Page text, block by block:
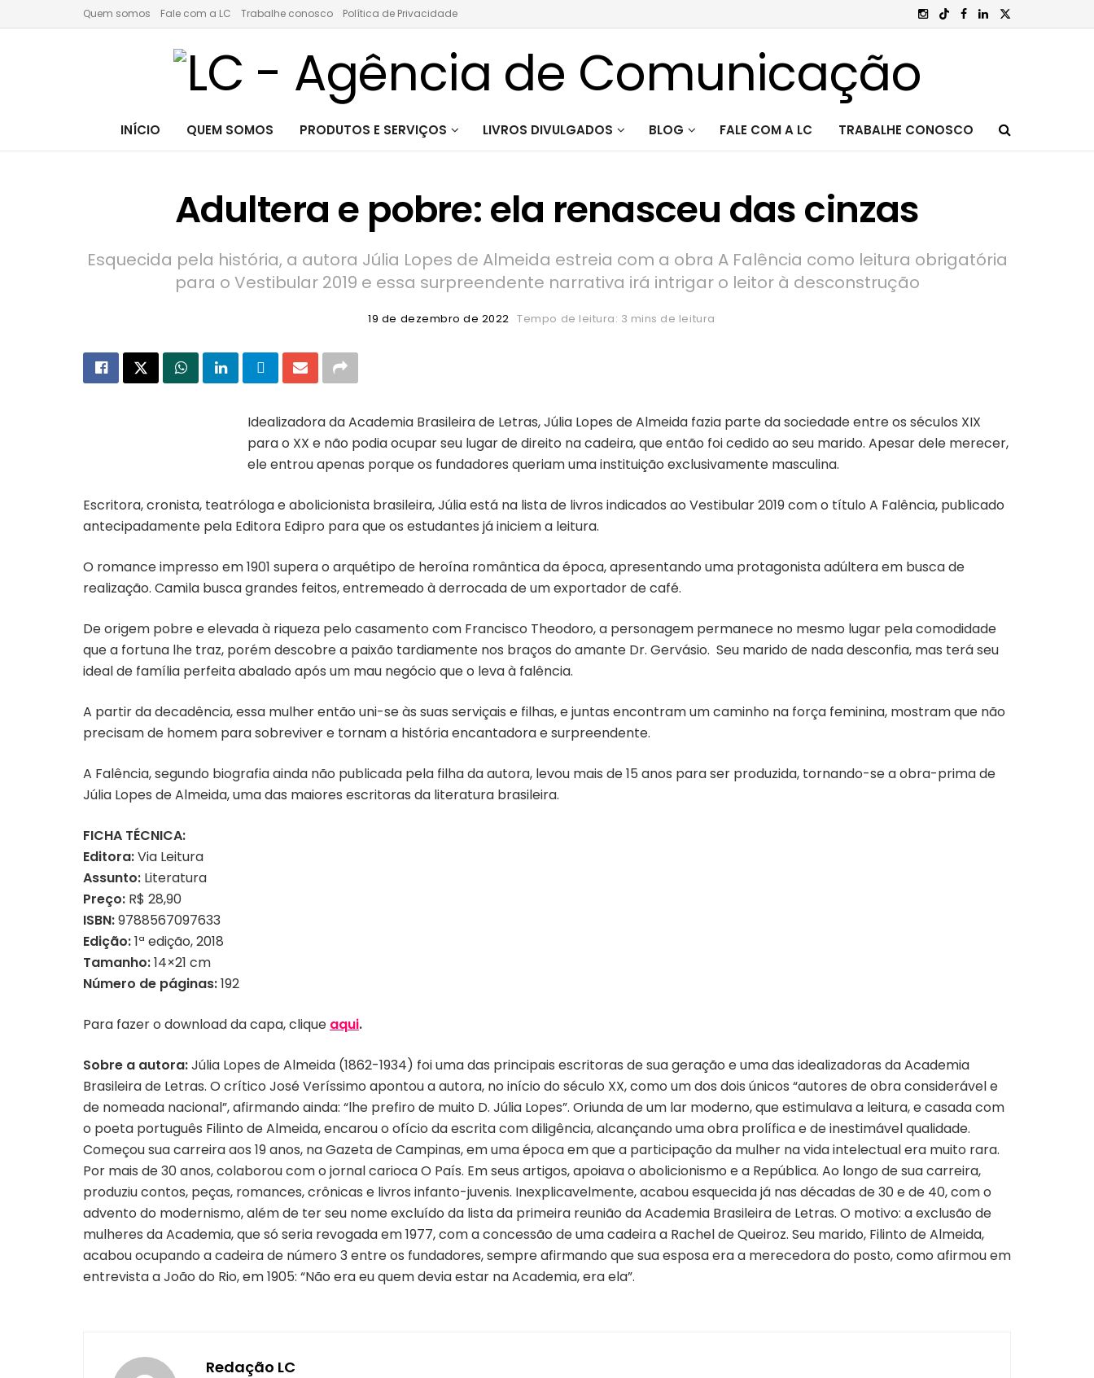
Quem somos Fale com a LC Trabalhe conosco Política de Privacidade
INÍCIO QUEM SOMOS PRODUTOS E SERVIÇOS LIVROS DIVULGADOS BLOG FALE COM A LC TRABALHE CONOSCO
Adultera e pobre: ela renasceu das cinzas
Esquecida pela história, a autora Júlia Lopes de Almeida estreia com a obra A Falência como leitura obrigatória
para o Vestibular 2019 e essa surpreendente narrativa irá intrigar o leitor à desconstrução
19 de dezembro de 2022 Tempo de leitura: 3 mins de leitura
Idealizadora da Academia Brasileira de Letras, Júlia Lopes de Almeida fazia parte da sociedade entre os séculos XIX
para o XX e não podia ocupar seu lugar de direito na cadeira, que então foi cedido ao seu marido. Apesar dele merecer,
ele entrou apenas porque os fundadores queriam uma instituição exclusivamente masculina.
Escritora, cronista, teatróloga e abolicionista brasileira, Júlia está na lista de livros indicados ao Vestibular 2019 com o título A Falência, publicado
antecipadamente pela Editora Edipro para que os estudantes já iniciem a leitura.
O romance impresso em 1901 supera o arquétipo de heroína romântica da época, apresentando uma protagonista adúltera em busca de
realização. Camila busca grandes feitos, entremeado à derrocada de um exportador de café.
De origem pobre e elevada à riqueza pelo casamento com Francisco Theodoro, a personagem permanece no mesmo lugar pela comodidade
que a fortuna lhe traz, porém descobre a paixão tardiamente nos braços do amante Dr. Gervásio. Seu marido de nada desconfia, mas terá seu
ideal de família perfeita abalado após um mau negócio que o leva à falência.
A partir da decadência, essa mulher então uni-se às suas serviçais e filhas, e juntas encontram um caminho na força feminina, mostram que não
precisam de homem para sobreviver e tornam a história encantadora e surpreendente.
A Falência, segundo biografia ainda não publicada pela filha da autora, levou mais de 15 anos para ser produzida, tornando-se a obra-prima de
Júlia Lopes de Almeida, uma das maiores escritoras da literatura brasileira.
FICHA TÉCNICA:
Editora:Via Leitura
Assunto: Literatura
Preço: R$ 28,90
ISBN:9788567097633
Edição:1ª edição, 2018
Tamanho:14×21 cm
Número de páginas:192
Para fazer o download da capa, clique aqui.
Sobre a autora:Júlia Lopes de Almeida (1862-1934) foi uma das principais escritoras de sua geração e uma das idealizadoras da Academia
Brasileira de Letras. O crítico José Veríssimo apontou a autora, no início do século XX, como um dos dois únicos “autores de obra considerável e
de nomeada nacional”, afirmando ainda: “lhe prefiro de muito D. Júlia Lopes”. Oriunda de um lar moderno, que estimulava a leitura, e casada com
o poeta português Filinto de Almeida, encarou o ofício da escrita com diligência, alcançando uma obra prolífica e de inestimável qualidade.
Começou sua carreira aos 19 anos, na Gazeta de Campinas, em uma época em que a participação da mulher na vida intelectual era muito rara.
Por mais de 30 anos, colaborou com o jornal carioca O País. Em seus artigos, apoiava o abolicionismo e a República. Ao longo de sua carreira,
produziu contos, peças, romances, crônicas e livros infanto-juvenis. Inexplicavelmente, acabou esquecida já nas décadas de 30 e de 40, com o
advento do modernismo, além de ter seu nome excluído da lista da primeira reunião da Academia Brasileira de Letras. O motivo: a exclusão de
mulheres da Academia, que só seria revogada em 1977, com a concessão de uma cadeira a Rachel de Queiroz. Seu marido, Filinto de Almeida,
acabou ocupando a cadeira de número 3 entre os fundadores, sempre afirmando que sua esposa era a merecedora do posto, como afirmou em
entrevista a João do Rio, em 1905: “Não era eu quem devia estar na Academia, era ela”.
Redação LC